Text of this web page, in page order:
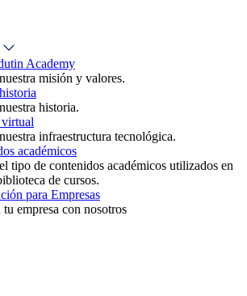
Academy
misión y valores.
historia.
infraestructura tecnológica.
académicos
tipo de contenidos académicos utilizados en
de cursos.
para Empresas
tu empresa con nosotros